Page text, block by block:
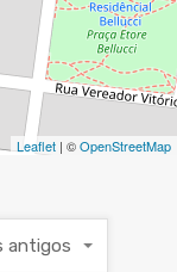
Leaflet | ©OpenStreetMap
antigos